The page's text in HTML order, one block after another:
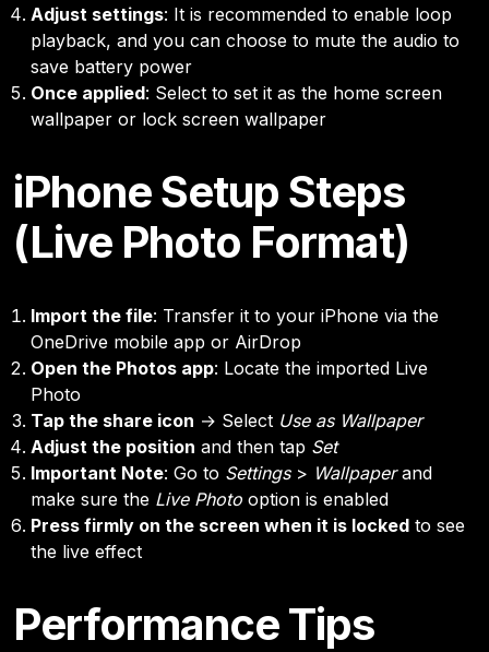
Adjust settings: It is recommended to enable loop
playback, and you can choose to mute the audio to
save battery power
Once applied: Select to set it as the home screen
wallpaper or lock screen wallpaper
iPhone Setup Steps
(Live Photo Format)
Import the file: Transfer it to your iPhone via the
OneDrive mobile app or AirDrop
Open the Photos app: Locate the imported Live
Photo
Tap the share icon → Select Use as Wallpaper
Adjust the position and then tap Set
Important Note: Go to Settings> Wallpaperand
make sure the Live Photo option is enabled
Press firmly on the screen when it is locked to see
the live effect
Performance Tips